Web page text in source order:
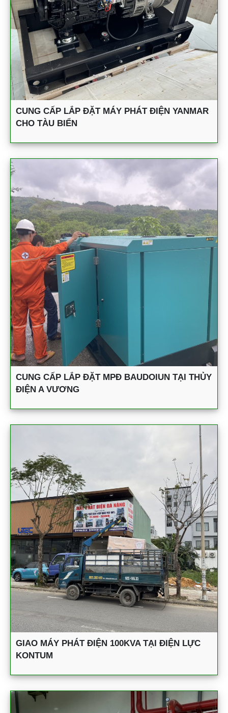
CUNG CẤP LẮP ĐẶT MÁY PHÁT ĐIỆN YANMAR
CHO TÀU BIỂN
CUNG CẤP LẮP ĐẶT MPĐ BAUDOIUN TẠI THỦY
ĐIỆN A VƯƠNG
GIAO MÁY PHÁT ĐIỆN 100KVA TẠI ĐIỆN LỰC
KONTUM